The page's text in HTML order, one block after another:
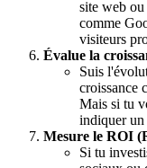
site web
comme
visiteurs
Évalue la
Suis
croissance
Mais si tu
indiquer un
Mesure le ROI
Si tu